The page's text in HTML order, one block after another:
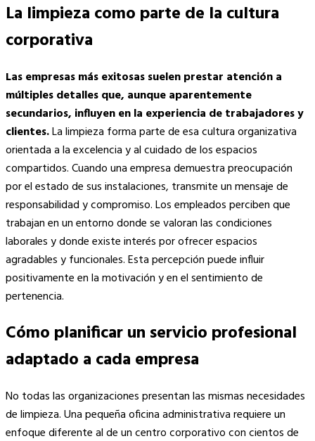
La limpieza como parte de la cultura
corporativa
Las empresas más exitosas suelen prestar atención a
múltiples detalles que, aunque aparentemente
secundarios, influyen en la experiencia de trabajadores y
clientes.La limpieza forma parte de esa cultura organizativa
orientada a la excelencia y al cuidado de los espacios
compartidos. Cuando una empresa demuestra preocupación
por el estado de sus instalaciones, transmite un mensaje de
responsabilidad y compromiso. Los empleados perciben que
trabajan en un entorno donde se valoran las condiciones
laborales y donde existe interés por ofrecer espacios
agradables y funcionales. Esta percepción puede influir
positivamente en la motivación y en el sentimiento de
pertenencia.
Cómo planificar un servicio profesional
adaptado a cada empresa
No todas las organizaciones presentan las mismas necesidades
de limpieza. Una pequeña oficina administrativa requiere un
enfoque diferente al de un centro corporativo con cientos de